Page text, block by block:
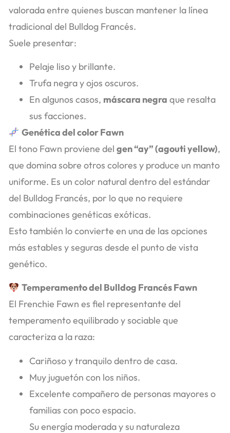
valorada entre quienes buscan mantener la línea
tradicional del Bulldog Francés.
Suele presentar:
Pelaje liso y brillante.
Trufa negra y ojos oscuros.
En algunos casos, máscara negra que resalta
sus facciones.
Genética del color Fawn
El tono Fawn proviene del gen “ay” (agouti yellow),
que domina sobre otros colores y produce un manto
uniforme. Es un color natural dentro del estándar
del Bulldog Francés, por lo que no requiere
combinaciones genéticas exóticas.
Esto también lo convierte en una de las opciones
más estables y seguras desde el punto de vista
genético.
Temperamento del Bulldog Francés Fawn
El Frenchie Fawn es fiel representante del
temperamento equilibrado y sociable que
caracteriza a la raza:
Cariñoso y tranquilo dentro de casa.
Muy juguetón con los niños.
Excelente compañero de personas mayores o
familias con poco espacio.
Su energía moderada y su naturaleza